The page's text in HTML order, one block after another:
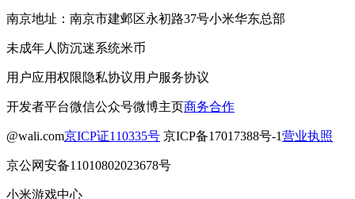
南京地址：南京市建邺区永初路37号小米华东总部
未成年人防沉迷系统米币
用户应用权限隐私协议用户服务协议
开发者平台微信公众号微博主页商务合作
@wali.com京ICP证110335号 京ICP备17017388号-1营业执照
京公网安备11010802023678号
小米游戏中心